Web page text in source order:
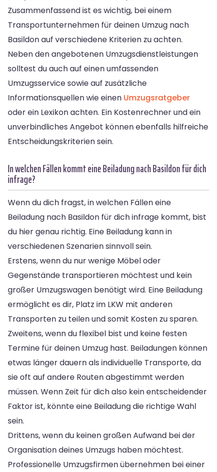
Zusammenfassend ist es wichtig, bei einem
Transportunternehmen für deinen Umzug nach
Basildon auf verschiedene Kriterien zu achten.
Neben den angebotenen Umzugsdienstleistungen
solltest du auch auf einen umfassenden
Umzugsservice sowie auf zusätzliche
Informationsquellen wie einen Umzugsratgeber
oder ein Lexikon achten. Ein Kostenrechner und ein
unverbindliches Angebot können ebenfalls hilfreiche
Entscheidungskriterien sein.
In welchen Fällen kommt eine Beiladung nach Basildon für dich
infrage?
Wenn du dich fragst, in welchen Fällen eine
Beiladung nach Basildon für dich infrage kommt, bist
du hier genau richtig. Eine Beiladung kann in
verschiedenen Szenarien sinnvoll sein.
Erstens, wenn du nur wenige Möbel oder
Gegenstände transportieren möchtest und kein
großer Umzugswagen benötigt wird. Eine Beiladung
ermöglicht es dir, Platz im LKW mit anderen
Transporten zu teilen und somit Kosten zu sparen.
Zweitens, wenn du flexibel bist und keine festen
Termine für deinen Umzug hast. Beiladungen können
etwas länger dauern als individuelle Transporte, da
sie oft auf andere Routen abgestimmt werden
müssen. Wenn Zeit für dich also kein entscheidender
Faktor ist, könnte eine Beiladung die richtige Wahl
sein.
Drittens, wenn du keinen großen Aufwand bei der
Organisation deines Umzugs haben möchtest.
Professionelle Umzugsfirmen übernehmen bei einer